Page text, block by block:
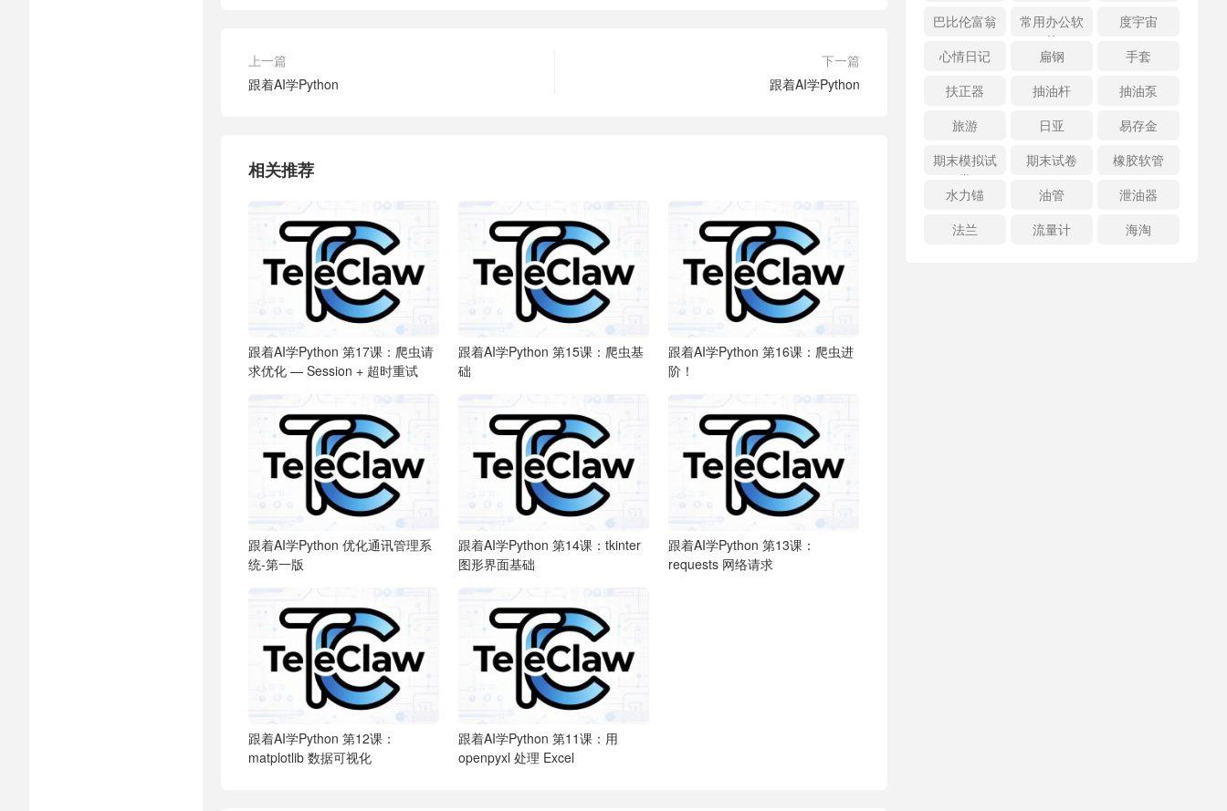
上一篇
跟着AI学Python
下一篇
跟着AI学Python
相关推荐
跟着AI学Python 第17课：爬虫请
求优化 — Session + 超时重试
跟着AI学Python第15课：爬虫基
础
跟着AI学Python第16课：爬虫进
阶！
跟着AI学Python 优化通讯管理系
统-第一版
跟着AI学Python第14课：tkinter
图形界面基础
跟着AI学Python第13课：
requests 网络请求
跟着AI学Python 第12课：
matplotlib 数据可视化
跟着AI学Python第11课：用
openpyxl 处理 Excel
巴比伦富翁
常用办公软
件
度宇宙
心情日记
扁钢
手套
扶正器
抽油杆
抽油泵
旅游
日亚
易存金
期末模拟试
卷
期末试卷
橡胶软管
水力锚
油管
泄油器
法兰
流量计 海淘